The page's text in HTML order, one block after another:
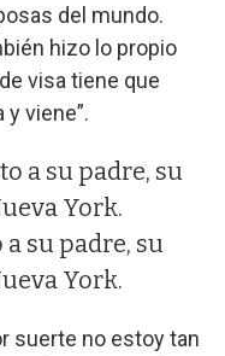
del mundo.
hizo lo propio
visa tiene que
viene”.
su padre, su
York.
suerte no estoy tan